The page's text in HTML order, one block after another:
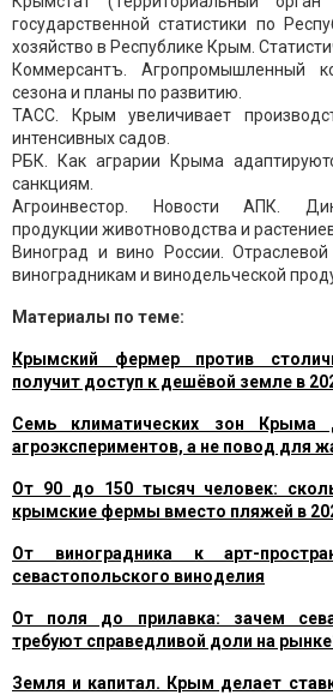
государственной статистики по
хозяйство в Республике Крым.
Коммерсантъ. Агропромышленный
сезона и планы по развитию.
ТАСС. Крым увеличивает
интенсивных садов.
РБК. Как аграрии Крыма
санкциям.
Агроинвестор. Новости АПК.
продукции животноводства и
Виноград и вино России.
виноградникам и винодельческой
Материалы по теме:
Крымский фермер против
получит доступ к дешёвой земле в
Семь климатических зон Крыма
агроэкспериментов, а не повод для
От 90 до 150 тысяч человек:
крымские фермы вместо пляжей в
От виноградника к арт-
севастопольского виноделия
От поля до прилавка: зачем
требуют справедливой доли на
Земля и капитал. Крым делает